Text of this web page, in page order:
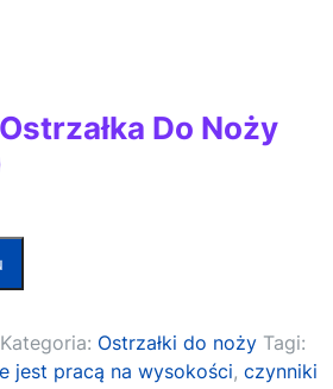
Do Noży
Kategoria: Ostrzałki do noży Tagi:
jest pracą na wysokości, czynniki